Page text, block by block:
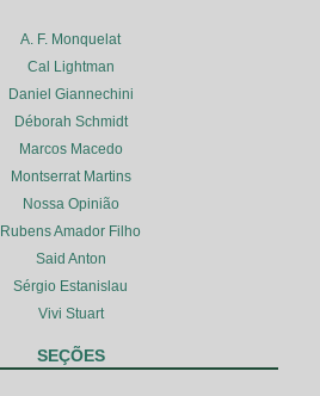
A. F. Monquelat
Cal Lightman
Daniel Giannechini
Déborah Schmidt
Marcos Macedo
Montserrat Martins
Nossa Opinião
Rubens Amador Filho
Said Anton
Sérgio Estanislau
Vivi Stuart
SEÇÕES